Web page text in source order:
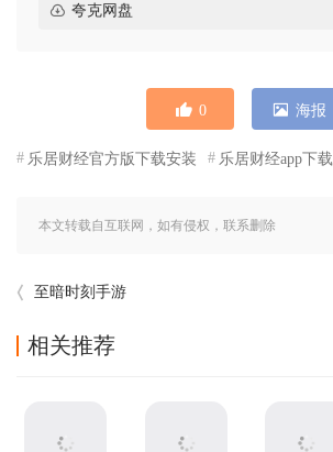
夸克网盘
0 海报
乐居财经官方版下载安装 乐居财经app下载
本文转载自互联网，如有侵权，联系删除
至暗时刻手游
相关推荐